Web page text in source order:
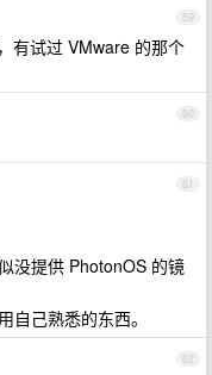
59
有试过 VMware 的那个
60
61
没提供 PhotonOS 的镜
自己熟悉的东西。
62